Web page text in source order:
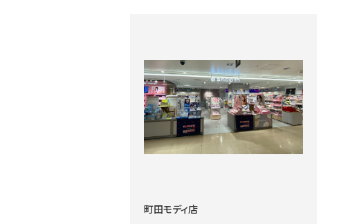
町田モディ店